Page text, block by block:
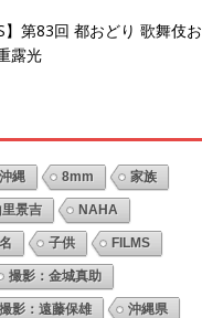
】第83回 都おどり 歌舞伎お
露光
沖縄 8mm 家族
景吉 NAHA
子供 FILMS
撮影：金城真助
撮影：遠藤保雄 沖縄県